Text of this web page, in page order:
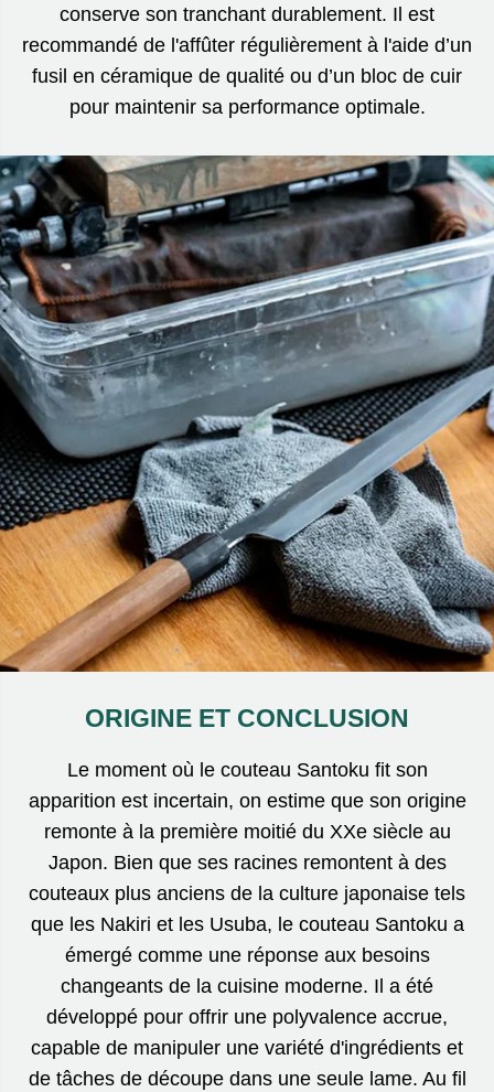
conserve son tranchant durablement. Il est
recommandé de l'affûter régulièrement à l'aide d’un
fusil en céramique de qualité ou d’un bloc de cuir
pour maintenir sa performance optimale.
ORIGINE ET CONCLUSION
Le moment où le couteau Santoku fit son
apparition est incertain, on estime que son origine
remonte à la première moitié du XXe siècle au
Japon. Bien que ses racines remontent à des
couteaux plus anciens de la culture japonaise tels
que les Nakiri et les Usuba, le couteau Santoku a
émergé comme une réponse aux besoins
changeants de la cuisine moderne. Il a été
développé pour offrir une polyvalence accrue,
capable de manipuler une variété d'ingrédients et
de tâches de découpe dans une seule lame. Au fil